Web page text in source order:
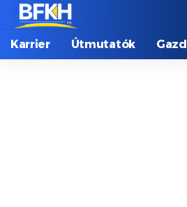
Karrier Útmutatók